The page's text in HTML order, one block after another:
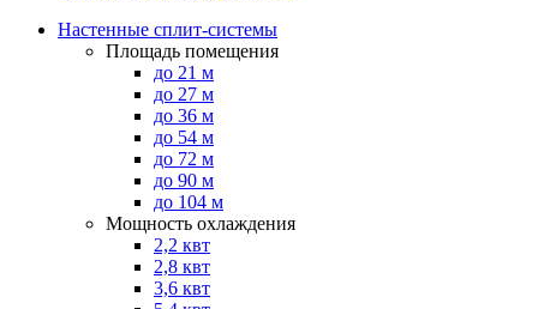
Настенные сплит-системы
Площадь помещения
до 21 м
до 27 м
до 36 м
до 54 м
до 72 м
до 90 м
до 104 м
Мощность охлаждения
2,2 квт
2,8 квт
3,6 квт